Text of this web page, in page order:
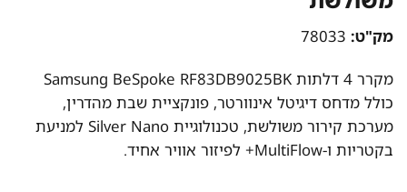
מק"ט:78033
מקרר 4 דלתות Samsung BeSpoke RF83DB9025BK
כולל מדחס דיגיטל אינוורטר, פונקציית שבת מהדרין,
מערכת קירור משולשת, טכנולוגיית Silver Nano למניעת
בקטריות ו-MultiFlow+ לפיזור אוויר אחיד.